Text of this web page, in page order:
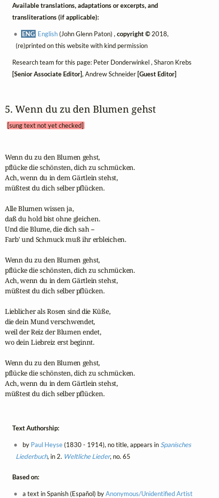
Available translations, adaptations or excerpts, and
transliterations (if applicable):
ENG English(John Glenn Paton) ,copyright © 2018,
(re)printed on this website with kind permission
Research team for this page: Peter Donderwinkel , Sharon Krebs
[Senior Associate Editor], Andrew Schneider [Guest Editor]
5. Wenn du zu den Blumen gehst
[sung text not yet checked]
Wenn du zu den Blumen gehst,
pflücke die schönsten, dich zu schmücken.
Ach, wenn du in dem Gärtlein stehst,
müßtest du dich selber pflücken.
Alle Blumen wissen ja,
daß du hold bist ohne gleichen.
Und die Blume, die dich sah --
Farb' und Schmuck muß ihr erbleichen.
Wenn du zu den Blumen gehst,
pflücke die schönsten, dich zu schmücken.
Ach, wenn du in dem Gärtlein stehst,
müßtest du dich selber pflücken.
Lieblicher als Rosen sind die Küße,
die dein Mund verschwendet,
weil der Reiz der Blumen endet,
wo dein Liebreiz erst beginnt.
Wenn du zu den Blumen gehst,
pflücke die schönsten, dich zu schmücken.
Ach, wenn du in dem Gärtlein stehst,
müßtest du dich selber pflücken.
Text Authorship:
by Paul Heyse(1830 - 1914), no title, appears in Spanisches
Liederbuch, in 2. Weltliche Lieder, no. 65
Based on:
a text in Spanish (Español) byAnonymous/Unidentified Artist